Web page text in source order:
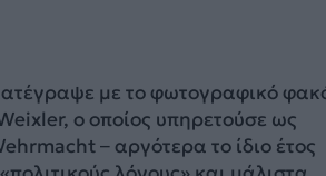
με το φωτογραφικό
ο οποίος υπηρετούσε ως
– αργότερα το ίδιο έτος